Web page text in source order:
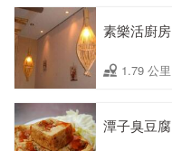
素樂活廚房
1.79 公里
潭子臭豆腐